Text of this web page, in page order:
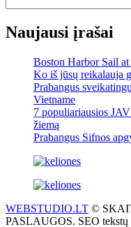
Naujausi įrašai
Boston Harbor Sail
Ko iš jūsų reikalauja
Prabangus
Vietname
7 populiariausios
žiemą
Prabangus Sifnos
WEBSTUDIO.LT ©
PASLAUGOS. SEO tekstų